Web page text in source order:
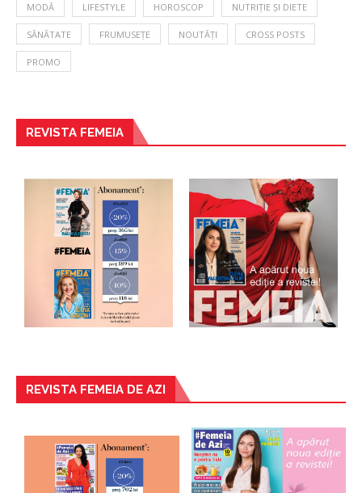
MODĂ LIFESTYLE HOROSCOP NUTRIȚIE ȘI DIETE
SĂNĂTATE FRUMUSEȚE NOUTĂȚI CROSS POSTS
PROMO
REVISTA FEMEIA
REVISTA FEMEIA DE AZI